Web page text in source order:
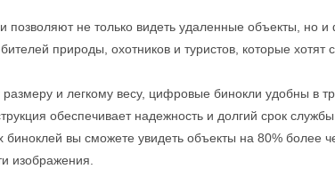
позволяют не только видеть удаленные объекты, но
природы, охотников и туристов, которые хотят
и легкому весу, цифровые бинокли удобны в
обеспечивает надежность и долгий срок службы.
вы сможете увидеть объекты на 80% более
изображения.